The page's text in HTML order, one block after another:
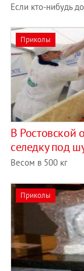
Если кто-нибудь
Приколы
В Ростовской
селедку под
Весом в 500 кг
Приколы